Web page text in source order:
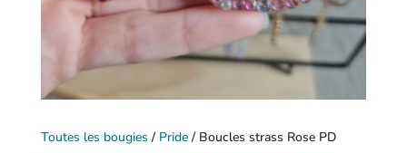
Toutes les bougies / Pride/ Boucles strass Rose PD